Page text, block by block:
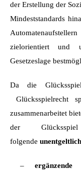
der Erstellung der
Mindeststandards
zielorientiert und
Gesetzeslage
Da die
Glücksspielrecht
zusammenarbeitet
der
folgende
–